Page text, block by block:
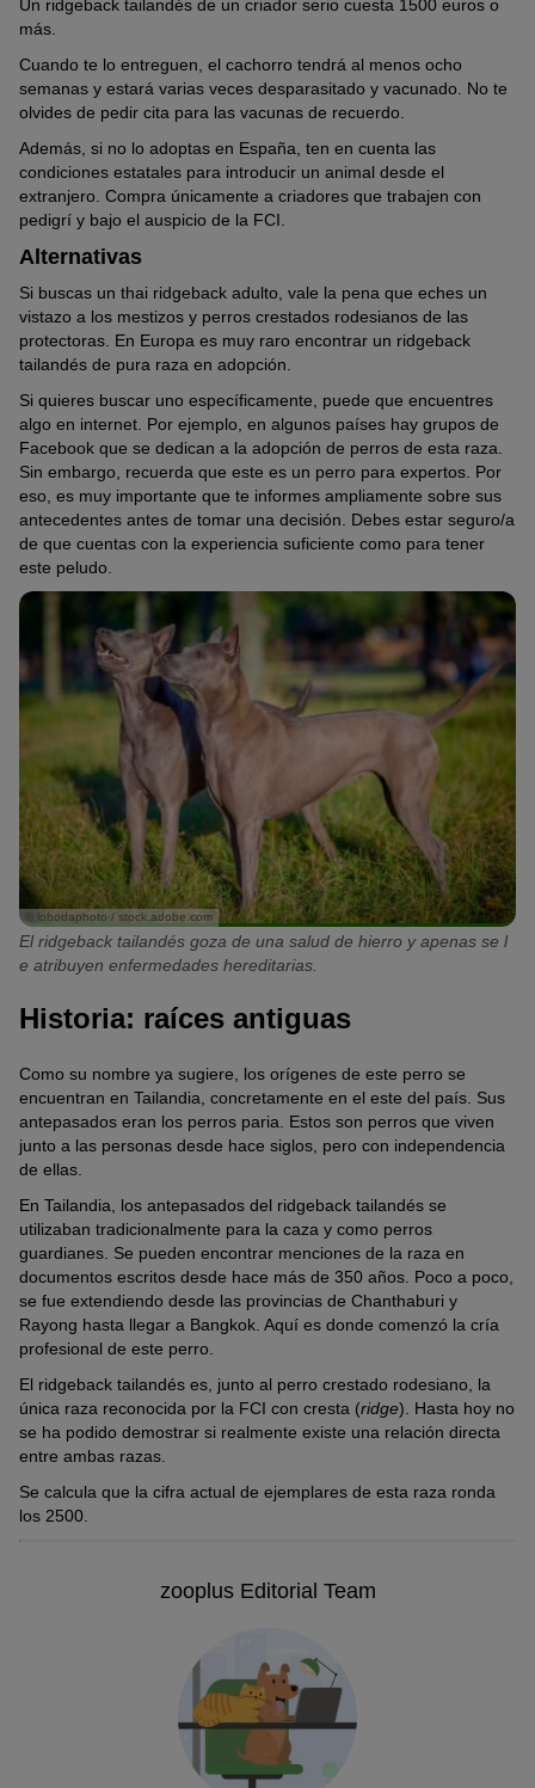
correspondiente.
diaria y no dárselas como extra. Estas comidas entre horas
aportan muchas calorías a los perros rápidamente. Además,
cíñete a los productos saludables, como lossnacks dentales
o carne deshidratada para perros.
Los snacks masticables, como las orejas de vacuno, satisfacen
sus necesidades masticatorias y constituyen un complemento
apreciado de la dieta. Por último, no olvides que debe tener agua
fresca a su disposición en todo momento.
thai ridgeback puede vivir doce o trece años.
Un ridgeback tailandés de un criador serio cuesta 1500 euros o
más.
Cuando te lo entreguen, el cachorro tendrá al menos ocho
semanas y estará varias veces desparasitado y vacunado. No te
olvides de pedir cita para las vacunas de recuerdo.
Además, si no lo adoptas en España, ten en cuenta las
condiciones estatales para introducir un animal desde el
extranjero. Compra únicamente a criadores que trabajen con
pedigrí y bajo el auspicio de la FCI.
Alternativas
Si buscas un thai ridgeback adulto, vale la pena que eches un
vistazo a los mestizos y perros crestados rodesianos de las
protectoras. En Europa es muy raro encontrar un ridgeback
tailandés de pura raza en adopción.
Si quieres buscar uno específicamente, puede que encuentres
algo en internet. Por ejemplo, en algunos países hay grupos de
Facebook que se dedican a la adopción de perros de esta raza.
Sin embargo, recuerda que este es un perro para expertos. Por
eso, es muy importante que te informes ampliamente sobre sus
antecedentes antes de tomar una decisión. Debes estar seguro/a
de que cuentas con la experiencia suficiente como para tener
este peludo.
© lobodaphoto / stock.adobe.com
El ridgeback tailandés goza de una salud de hierro y apenas se l
e atribuyen enfermedades hereditarias.
Historia: raíces antiguas
Como su nombre ya sugiere, los orígenes de este perro se
encuentran en Tailandia, concretamente en el este del país. Sus
antepasados eran los perros paria. Estos son perros que viven
junto a las personas desde hace siglos, pero con independencia
de ellas.
En Tailandia, los antepasados del ridgeback tailandés se
utilizaban tradicionalmente para la caza y como perros
guardianes. Se pueden encontrar menciones de la raza en
documentos escritos desde hace más de 350 años. Poco a poco,
se fue extendiendo desde las provincias de Chanthaburi y
Rayong hasta llegar a Bangkok. Aquí es donde comenzó la cría
profesional de este perro.
El ridgeback tailandés es, junto al perro crestado rodesiano, la
única raza reconocida por la FCI con cresta (ridge). Hasta hoy no
se ha podido demostrar si realmente existe una relación directa
entre ambas razas.
Se calcula que la cifra actual de ejemplares de esta raza ronda
los 2500.
zooplus Editorial Team